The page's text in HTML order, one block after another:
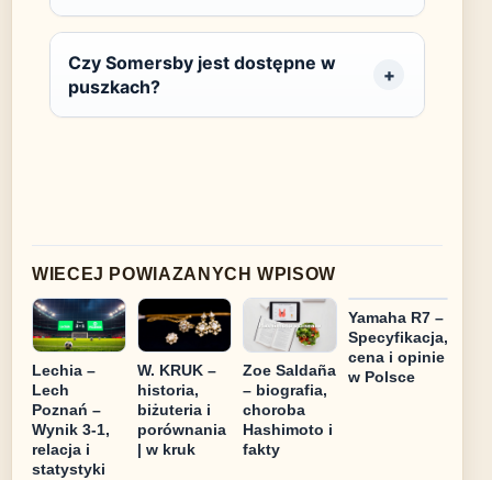
Czy Somersby jest dostępne w
puszkach?
WIECEJ POWIAZANYCH WPISOW
Lechia –
Lech
Poznań –
Wynik 3-1,
relacja i
statystyki
W. KRUK –
historia,
biżuteria i
porównania
| w kruk
Zoe Saldaña
– biografia,
choroba
Hashimoto i
fakty
Yamaha R7 –
Specyfikacja,
cena i opinie
w Polsce